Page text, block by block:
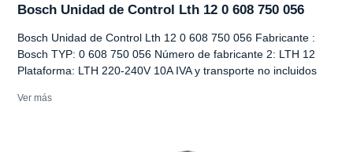
Bosch Unidad de Control Lth 12 0 608 750 056
Bosch Unidad de Control Lth 12 0 608 750 056 Fabricante :
Bosch TYP: 0 608 750 056 Número de fabricante 2: LTH 12
Plataforma: LTH 220-240V 10A IVA y transporte no incluidos
Ver más